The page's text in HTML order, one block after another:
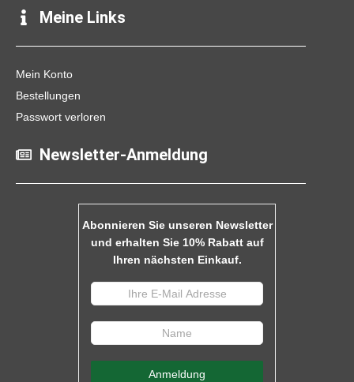
Meine Links
Mein Konto
Bestellungen
Passwort verloren
Newsletter-Anmeldung
Abonnieren Sie unseren Newsletter
und erhalten Sie 10% Rabatt auf
Ihren nächsten Einkauf.